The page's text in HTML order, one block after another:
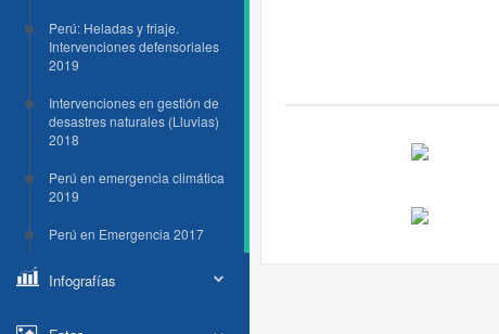
Perú: Heladas y friaje.
Intervenciones defensoriales
2019
Intervenciones en gestión de
desastres naturales (Lluvias)
2018
Perú en emergencia climática
2019
Perú en Emergencia 2017
Infografías